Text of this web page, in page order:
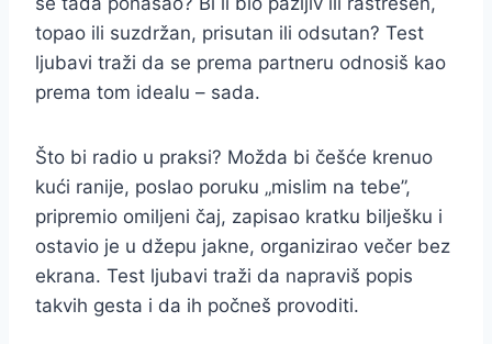
topao ili suzdržan, prisutan ili odsutan? Test
ljubavi traži da se prema partneru odnosiš kao
prema tom idealu – sada.
Što bi radio u praksi? Možda bi češće krenuo
kući ranije, poslao poruku „mislim na tebe”,
pripremio omiljeni čaj, zapisao kratku bilješku i
ostavio je u džepu jakne, organizirao večer bez
ekrana. Test ljubavi traži da napraviš popis
takvih gesta i da ih počneš provoditi.